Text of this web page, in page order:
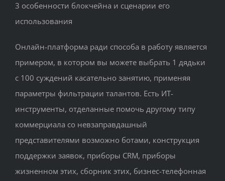
3 особенности блокчейна и сценарии его
использования
Онлайн-платформа ради способа в работу является
примером, в котором вы можете выбрать 1 дядьки
с 100 суждений касательно занятию, применяя
параметры фильтрации талантов. Есть ИТ-
инструменты, отделанные помочь другому типу
коммерциала со невзаправдашный
представителями возможно ботами, конструкция
поддержки заявок, приборы CRM, приборы
жизненном этих, сборник этих, бизнес-телефонная